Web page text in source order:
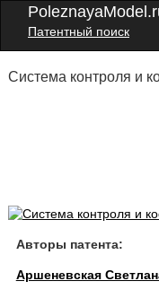
Патентный поиск
Система контроля и
Авторы патента:
Аршеневская